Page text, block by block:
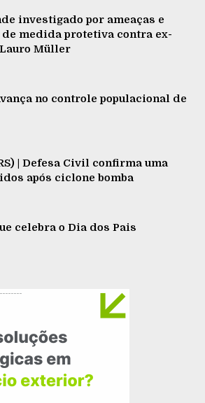
investigado por ameaças e
medida protetiva contra ex-
Müller
no controle populacional de
| Defesa Civil confirma uma
após ciclone bomba
celebra o Dia dos Pais